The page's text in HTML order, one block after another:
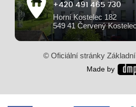
+420 491 465 730
Horní Kostelec 182
549 41 Červený Kostelec
© Oficiální stránky
Made by